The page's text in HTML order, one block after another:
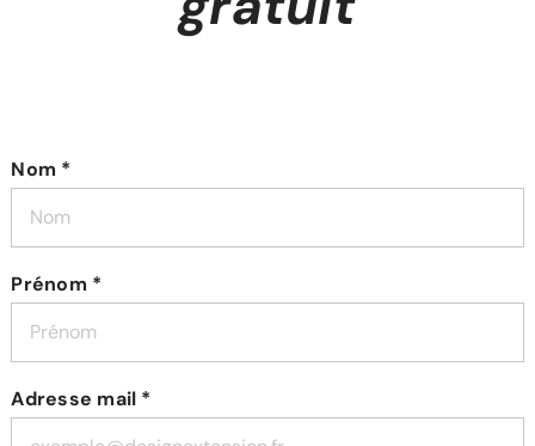
Nom *
Prénom *
Adresse mail *